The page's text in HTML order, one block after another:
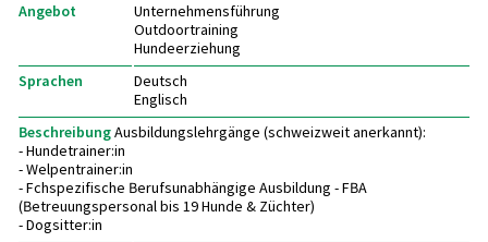
Angebot
Unternehmensführung
Outdoortraining
Hundeerziehung
Sprachen
Deutsch
Englisch
BeschreibungAusbildungslehrgänge (schweizweit anerkannt):
- Hundetrainer:in
- Welpentrainer:in
- Fchspezifische Berufsunabhängige Ausbildung - FBA
(Betreuungspersonal bis 19 Hunde & Züchter)
- Dogsitter:in